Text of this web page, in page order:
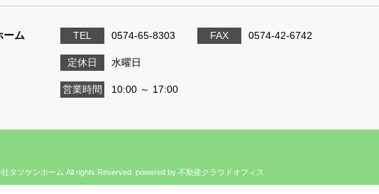
ーム TEL 0574-65-8303 FAX 0574-42-6742
定休日 水曜日
営業時間 10:00 ～ 17:00
タツケンホーム All rights Reserved. powered by 不動産クラウドオフィス